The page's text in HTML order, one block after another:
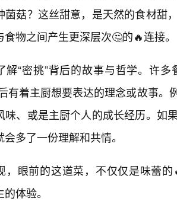
菌菇？这丝甜意，是天然的食材甜
物之间产生更深层次🤔的🔥连接。
解“密挑”背后的故事与哲学。许多
有着主厨想要表达的理念或故事
味、或是主厨个人的成长经历。如
多了一份理解和共情。
，眼前的这道菜，不仅仅是味蕾
体验。